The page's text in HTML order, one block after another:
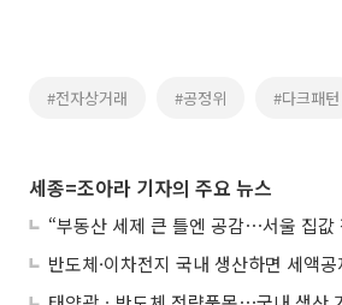
#전자상거래 #공정위 #다크패턴
세종=조아라 기자의 주요 뉴스